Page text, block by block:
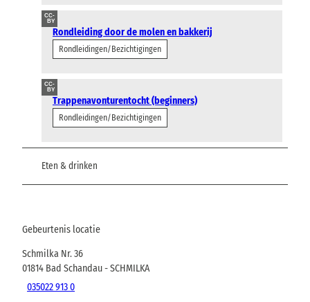
CC-
BY
Rondleiding door de molen en bakkerij
Rondleidingen/Bezichtigingen
CC-
BY
Trappenavonturentocht (beginners)
Rondleidingen/Bezichtigingen
Eten & drinken
Gebeurtenis locatie
Schmilka Nr. 36
01814 Bad Schandau- SCHMILKA
035022 913 0